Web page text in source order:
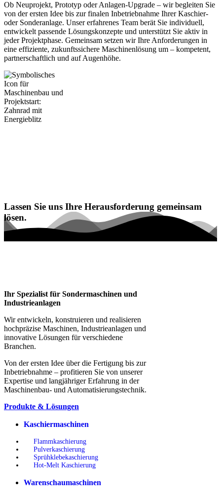
Ob Neuprojekt, Prototyp oder Anlagen-Upgrade – wir begleiten Sie
von der ersten Idee bis zur finalen Inbetriebnahme Ihrer Kaschier-
oder Sonderanlage. Unser erfahrenes Team berät Sie individuell,
entwickelt passende Lösungskonzepte und unterstützt Sie aktiv in
jeder Projektphase. Gemeinsam setzen wir Ihre Anforderungen in
eine effiziente, zukunftssichere Maschinenlösung um – kompetent,
partnerschaftlich und auf Augenhöhe.
Lassen Sie uns Ihre Herausforderung gemeinsam
lösen.
Ihr Spezialist für Sondermaschinen und
Industrieanlagen
Wir entwickeln, konstruieren und realisieren
hochpräzise Maschinen, Industrieanlagen und
innovative Lösungen für verschiedene
Branchen.
Von der ersten Idee über die Fertigung bis zur
Inbetriebnahme – profitieren Sie von unserer
Expertise und langjähriger Erfahrung in der
Maschinenbau- und Automatisierungstechnik.
Produkte & Lösungen
Kaschiermaschinen
Flammkaschierung
Pulverkaschierung
Sprühklebekaschierung
Hot-Melt Kaschierung
Warenschaumaschinen